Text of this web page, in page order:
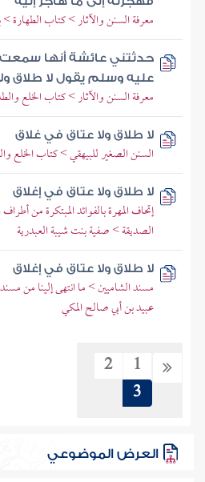
معرفة السنن والآثار > كتاب الطهارة
حدثتني عائشة أنها سمعت
عليه وسلم يقول لا طلاق
معرفة السنن والآثار > كتاب الخلع
لا طلاق ولا عتاق في غلاق
السنن الصغير للبيهقي > كتاب الخلع
لا طلاق ولا عتاق في إغلاق
إتحاف المهرة بالفوائد المبتكرة من
الصديقة > صفية بنت شيبة العبدرية
لا طلاق ولا عتاق في إغلاق
مسند الشاميين > ما انتهى إلينا من
عبيد بن أبي صالح المكي
1
2
3
العرض الموضوعي